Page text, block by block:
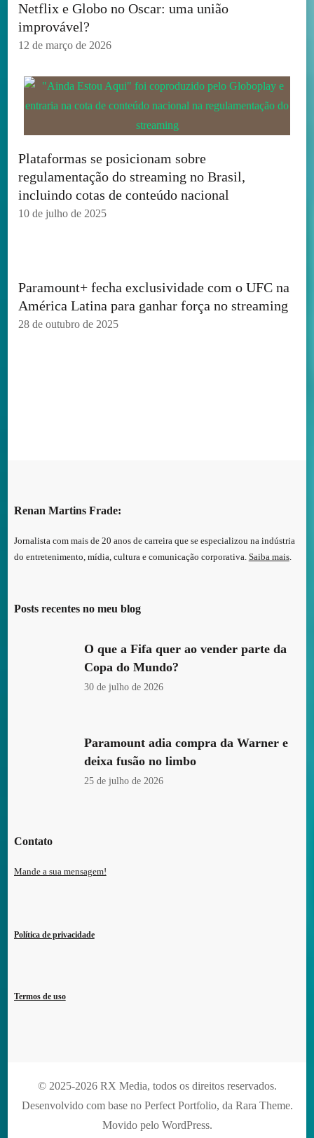
Netflix e Globo no Oscar: uma união
improvável?
12 de março de 2026
Plataformas se posicionam sobre
regulamentação do streaming no Brasil,
incluindo cotas de conteúdo nacional
10 de julho de 2025
Paramount+ fecha exclusividade com o UFC na
América Latina para ganhar força no streaming
28 de outubro de 2025
Renan Martins Frade:
Jornalista com mais de 20 anos de carreira que se especializou na indústria
do entretenimento, mídia, cultura e comunicação corporativa. Saiba mais.
Posts recentes no meu blog
O que a Fifa quer ao vender parte da
Copa do Mundo?
30 de julho de 2026
Paramount adia compra da Warner e
deixa fusão no limbo
25 de julho de 2026
Contato
Mande a sua mensagem!
Política de privacidade
Termos de uso
© 2025-2026 RX Media, todos os direitos reservados.
Desenvolvido com base no Perfect Portfolio, da Rara Theme.
Movido pelo WordPress.